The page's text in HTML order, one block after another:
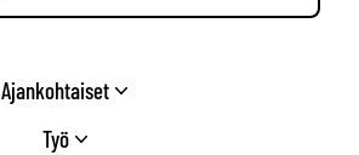
Ajankohtaiset
Työ